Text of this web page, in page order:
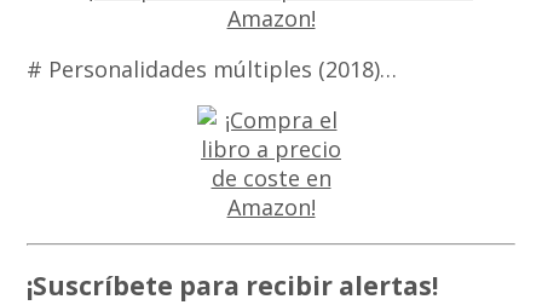
# Personalidades múltiples (2018)…
¡Suscríbete para recibir alertas!